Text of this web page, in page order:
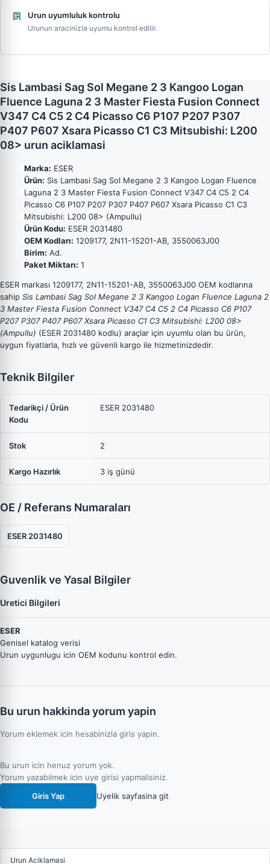
Urun uyumluluk kontrolu
Urunun aracinizla uyumu kontrol edilir.
Sis Lambasi Sag Sol Megane 2 3 Kangoo Logan
Fluence Laguna 2 3 Master Fiesta Fusion Connect
V347 C4 C5 2 C4 Picasso C6 P107 P207 P307
P407 P607 Xsara Picasso C1 C3 Mitsubishi: L200
08> urun aciklamasi
Marka: ESER
Ürün: Sis Lambasi Sag Sol Megane 2 3 Kangoo Logan Fluence
Laguna 2 3 Master Fiesta Fusion Connect V347 C4 C5 2 C4
Picasso C6 P107 P207 P307 P407 P607 Xsara Picasso C1 C3
Mitsubishi: L200 08> (Ampullu)
Ürün Kodu: ESER 2031480
OEM Kodları: 1209177, 2N11-15201-AB, 3550063J00
Birim: Ad.
Paket Miktarı: 1
ESER markası 1209177, 2N11-15201-AB, 3550063J00 OEM kodlarına
sahip Sis Lambasi Sag Sol Megane 2 3 Kangoo Logan Fluence Laguna 2
3 Master Fiesta Fusion Connect V347 C4 C5 2 C4 Picasso C6 P107
P207 P307 P407 P607 Xsara Picasso C1 C3 Mitsubishi: L200 08>
(Ampullu) (ESER 2031480 kodlu) araçlar için uyumlu olan bu ürün,
uygun fiyatlarla, hızlı ve güvenli kargo ile hizmetinizdedir.
Teknik Bilgiler
Tedarikçi / Ürün
Kodu
ESER 2031480
Stok 2
Kargo Hazırlık 3 iş günü
OE / Referans Numaraları
ESER 2031480
Guvenlik ve Yasal Bilgiler
Uretici Bilgileri
ESER
Genisel katalog verisi
Urun uygunlugu icin OEM kodunu kontrol edin.
Bu urun hakkinda yorum yapin
Yorum eklemek icin hesabinizla giris yapin.
Bu urun icin henuz yorum yok.
Yorum yazabilmek icin uye girisi yapmalisiniz.
Giris Yap
Uyelik sayfasina git
Urun Aciklamasi